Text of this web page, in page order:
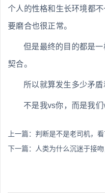
个人的性格和生长环境都
要磨合也很正常。
但是最终的目的都是
契合。
所以就算发生多少矛盾
不是我vs你，而是我们
上一篇： 判断是不是老司机，
下一篇： 人类为什么沉迷于接